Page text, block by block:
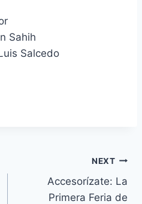
Sahih
Salcedo
NEXT
Accesorízate: La
Primera Feria de